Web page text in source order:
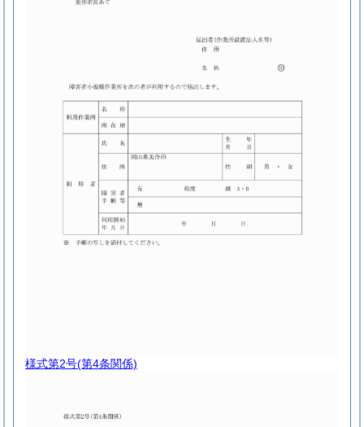
様式第2号(第4条関係)